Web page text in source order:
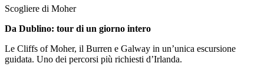
Scogliere di Moher
Da Dublino: tour di un giorno intero
Le Cliffs of Moher, il Burren e Galway in un’unica escursione
guidata. Uno dei percorsi più richiesti d’Irlanda.